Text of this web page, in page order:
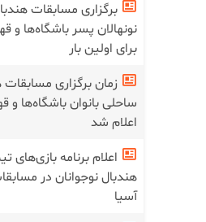
برگزاری مسابقات
نونهالان پسر باشگاه‌ها و
برای اولین بار
زمان برگزاری مسابقات
ساحلی بانوان باشگاه‌ها و
اعلام شد
اعلام برنامه بازی‌های
هندبال نوجوانان در
آسیا